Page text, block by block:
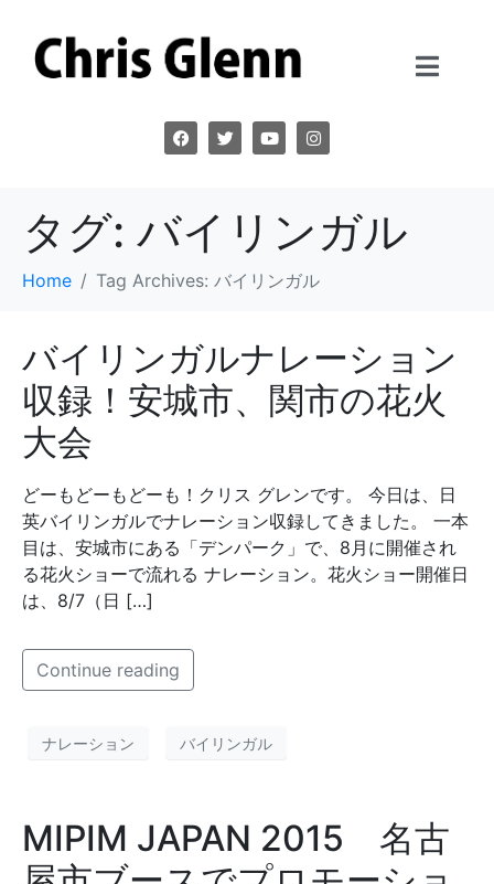
タグ: バイリンガル
Home Tag Archives: バイリンガル
バイリンガルナレーション
収録！安城市、関市の花火
大会
どーもどーもどーも！クリス グレンです。 今日は、日
英バイリンガルでナレーション収録してきました。 一本
目は、安城市にある「デンパーク」で、8月に開催され
る花火ショーで流れる ナレーション。花火ショー開催日
は、8/7（日 […]
Continue reading
ナレーション バイリンガル
MIPIM JAPAN 2015 名古